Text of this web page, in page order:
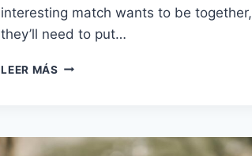
interesting match wants to be together,
they’ll need to put…
LEER MÁS 11
EL